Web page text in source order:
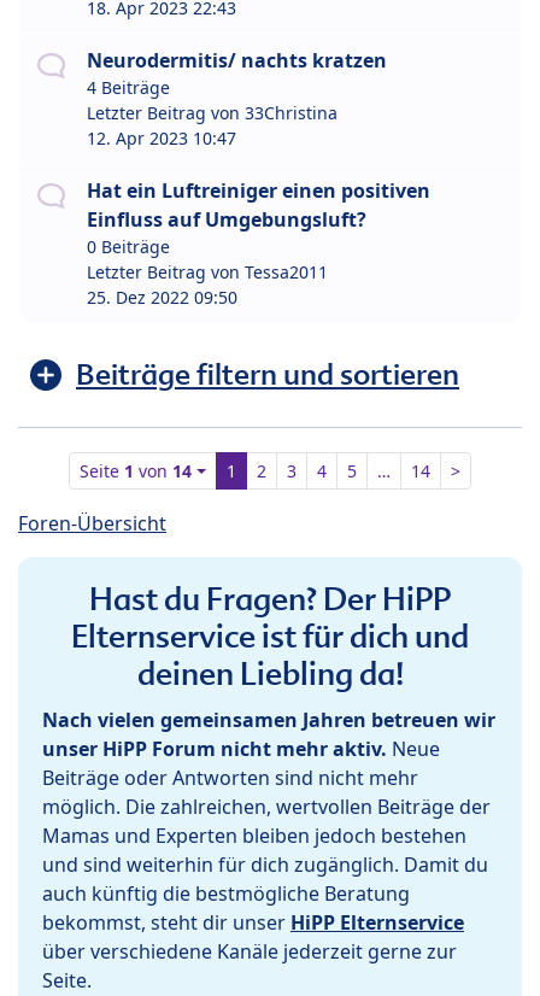
18. Apr 2023 22:43
Neurodermitis/ nachts kratzen
4 Beiträge
Letzter Beitrag von 33Christina
12. Apr 2023 10:47
Hat ein Luftreiniger einen positiven
Einfluss auf Umgebungsluft?
0 Beiträge
Letzter Beitrag von Tessa2011
25. Dez 2022 09:50
Beiträge filtern und sortieren
Seite 1 von 14 1 2 3 4 5 … 14 >
Foren-Übersicht
Hast du Fragen? Der HiPP
Elternservice ist für dich und
deinen Liebling da!
Nach vielen gemeinsamen Jahren betreuen wir
unser HiPP Forum nicht mehr aktiv. Neue
Beiträge oder Antworten sind nicht mehr
möglich. Die zahlreichen, wertvollen Beiträge der
Mamas und Experten bleiben jedoch bestehen
und sind weiterhin für dich zugänglich. Damit du
auch künftig die bestmögliche Beratung
bekommst, steht dir unser HiPP Elternservice
über verschiedene Kanäle jederzeit gerne zur
Seite.